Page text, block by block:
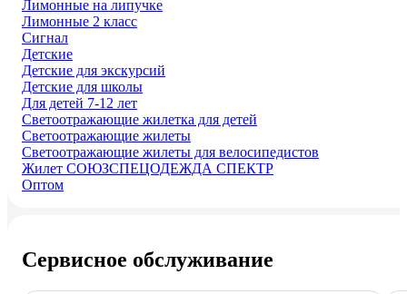
Лимонные на липучке
Лимонные 2 класс
Сигнал
Детские
Детские для экскурсий
Детские для школы
Для детей 7-12 лет
Светоотражающие жилетка для детей
Светоотражающие жилеты
Светоотражающие жилеты для велосипедистов
Жилет СОЮЗСПЕЦОДЕЖДА СПЕКТР
Оптом
Сервисное обслуживание